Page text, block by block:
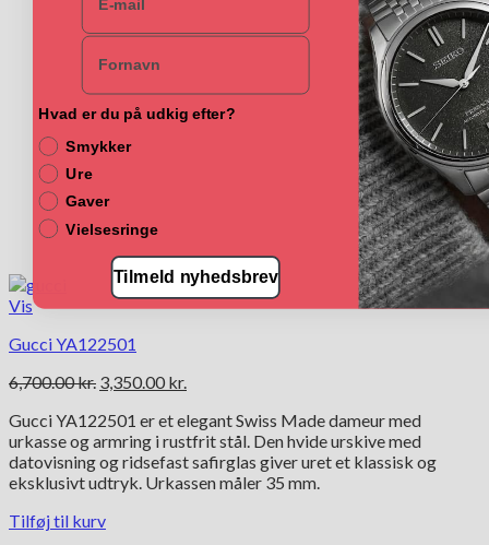
Vis
Gucci YA122501
6,700.00kr. Den
pris
var:
6,700.00 kr..
3,350.00 kr.
pris
er:
3,350.00 kr..
Gucci YA122501 er et elegant Swiss Made dameur med
urkasse og armring i rustfrit stål. Den hvide urskive med
datovisning og ridsefast safirglas giver uret et klassisk og
eksklusivt udtryk. Urkassen måler 35 mm.
Tilføj til kurv
Navn
Hvad er du på udkig efter?
Smykker
Ure
Gaver
Vielsesringe
Tilmeld nyhedsbrev